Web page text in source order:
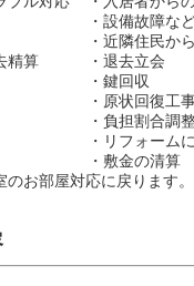
・設備故障な
・近隣住民か
精算
・退去立会
・鍵回収
・原状回復工
・負担割合調
・リフォーム
・敷金の清算
のお部屋対応に戻ります。